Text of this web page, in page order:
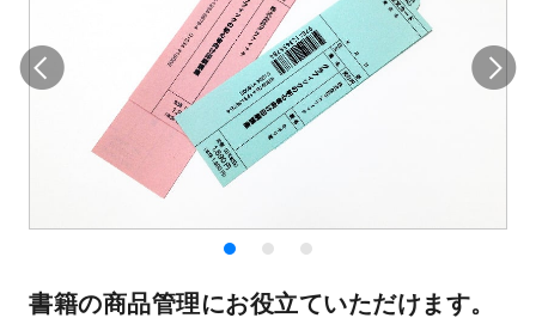
書籍の商品管理にお役立ていただけます。